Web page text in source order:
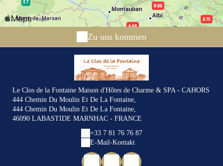
Zu uns kommen
Le Clos de la Fontaine Maison d'Hôtes de Charme & SPA - CAHORS
444 Chemin Du Moulin Et De La Fontaine,
444 Chemin Du Moulin Et De La Fontaine,
46090 LABASTIDE MARNHAC - FRANCE
+33 7 81 76 76 87
E-Mail-Kontakt